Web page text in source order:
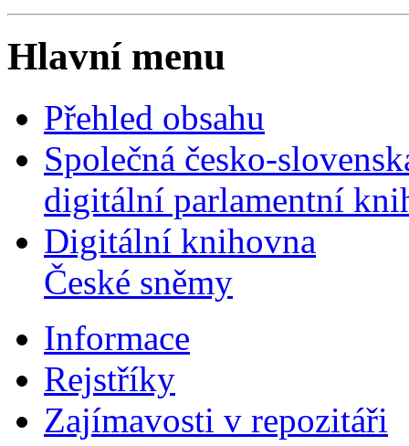
Hlavní menu
Přehled obsahu
Společná česko-
digitální parlamentní
Digitální knihovna
České sněmy
Informace
Rejstříky
Zajímavosti v repozitáři